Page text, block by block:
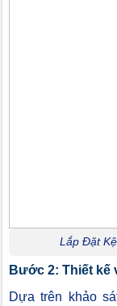
Lắp Đặt
Bước 2: Thiết kế
Dựa trên khảo